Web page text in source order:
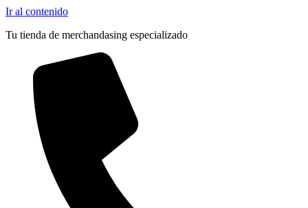
Ir al contenido
Tu tienda de merchandasing especializado